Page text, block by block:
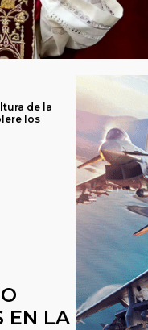
de la
los
EN LA